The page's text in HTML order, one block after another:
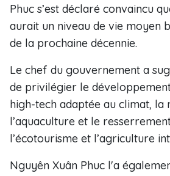
Phuc s’est déclaré convaincu
aurait un niveau de vie moyen
de la prochaine décennie.
Le chef du gouvernement a
de privilégier le
high-tech adaptée au climat, la
l’aquaculture et le
l’écotourisme et l’agriculture
Nguyên Xuân Phuc l'a